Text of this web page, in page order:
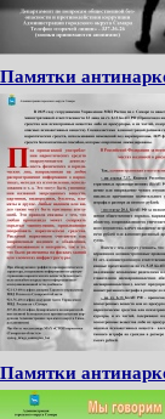
Памятки
Памятки